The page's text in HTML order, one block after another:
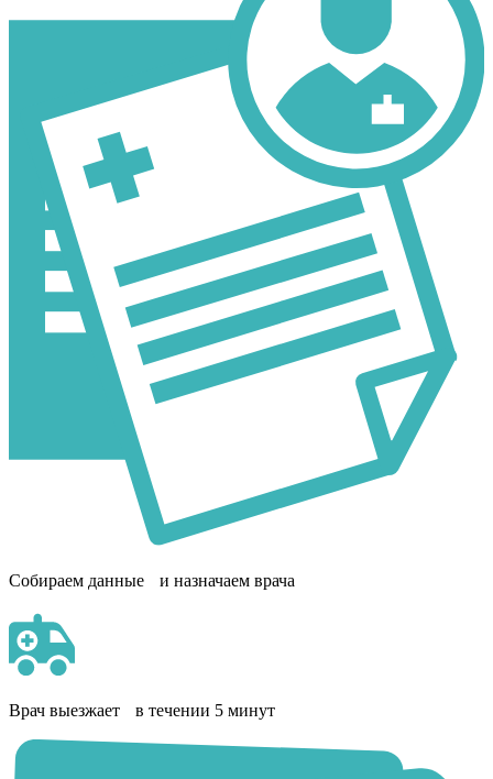
Собираем данные и назначаем врача
Врач выезжает в течении 5 минут